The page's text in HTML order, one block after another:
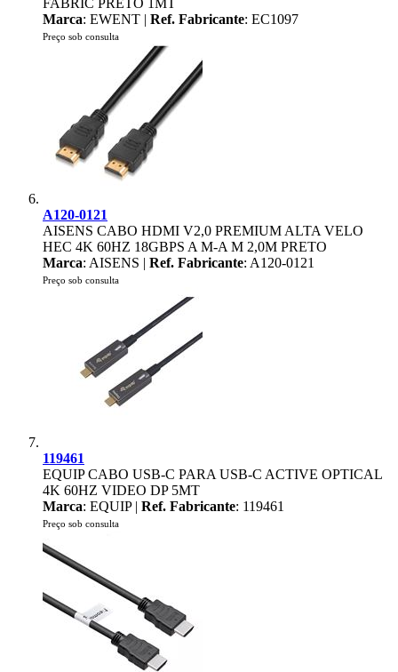
FABRIC PRETO 1MT
Marca: EWENT | Ref. Fabricante: EC1097
Preço sob consulta
A120-0121
AISENS CABO HDMI V2,0 PREMIUM ALTA VELO
HEC 4K 60HZ 18GBPS A M-A M 2,0M PRETO
Marca: AISENS | Ref. Fabricante: A120-0121
Preço sob consulta
119461
EQUIP CABO USB-C PARA USB-C ACTIVE OPTICAL
4K 60HZ VIDEO DP 5MT
Marca: EQUIP | Ref. Fabricante: 119461
Preço sob consulta